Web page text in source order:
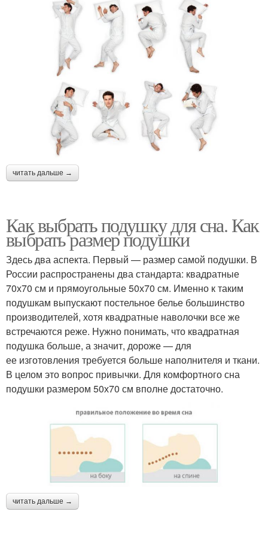
читать дальше →
Как выбрать подушку для сна. Как
выбрать размер подушки
Здесь два аспекта. Первый — размер самой подушки. В
России распространены два стандарта: квадратные
70х70 см и прямоугольные 50х70 см. Именно к таким
подушкам выпускают постельное белье большинство
производителей, хотя квадратные наволочки все же
встречаются реже. Нужно понимать, что квадратная
подушка больше, а значит, дороже — для
ее изготовления требуется больше наполнителя и ткани.
В целом это вопрос привычки. Для комфортного сна
подушки размером 50х70 см вполне достаточно.
читать дальше →